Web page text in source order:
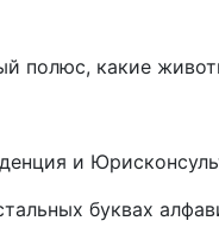
полюс, какие
и
буквах